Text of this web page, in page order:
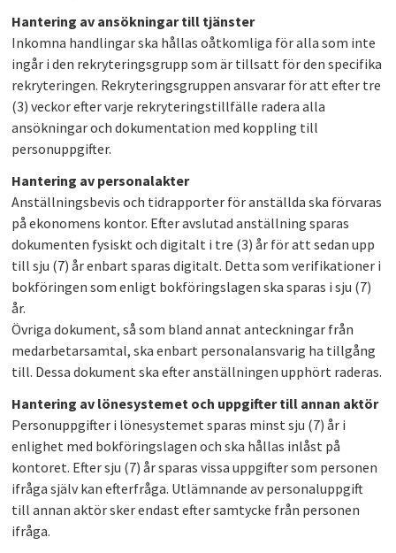
Hantering av ansökningar till tjänster
Inkomna handlingar ska hållas oåtkomliga för alla som inte
ingår i den rekryteringsgrupp som är tillsatt för den specifika
rekryteringen. Rekryteringsgruppen ansvarar för att efter tre
(3) veckor efter varje rekryteringstillfälle radera alla
ansökningar och dokumentation med koppling till
personuppgifter.
Hantering av personalakter
Anställningsbevis och tidrapporter för anställda ska förvaras
på ekonomens kontor. Efter avslutad anställning sparas
dokumenten fysiskt och digitalt i tre (3) år för att sedan upp
till sju (7) år enbart sparas digitalt. Detta som verifikationer i
bokföringen som enligt bokföringslagen ska sparas i sju (7)
år.
Övriga dokument, så som bland annat anteckningar från
medarbetarsamtal, ska enbart personalansvarig ha tillgång
till. Dessa dokument ska efter anställningen upphört raderas.
Hantering av lönesystemet och uppgifter till annan aktör
Personuppgifter i lönesystemet sparas minst sju (7) år i
enlighet med bokföringslagen och ska hållas inlåst på
kontoret. Efter sju (7) år sparas vissa uppgifter som personen
ifråga själv kan efterfråga. Utlämnande av personaluppgift
till annan aktör sker endast efter samtycke från personen
ifråga.